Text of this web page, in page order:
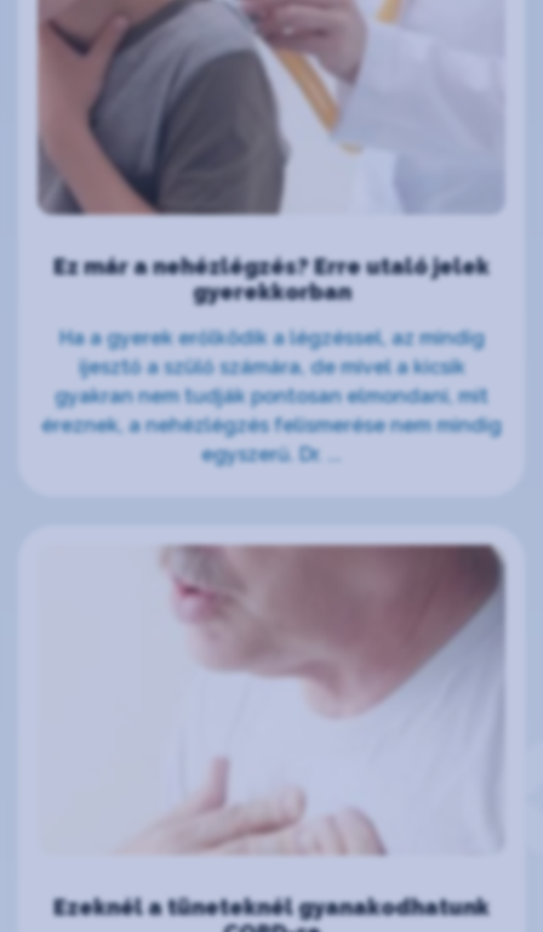
Ez már a nehézlégzés? Erre utaló jelek
gyerekkorban
Ha a gyerek erőlködik a légzéssel, az mindig
ijesztő a szülő számára, de mivel a kicsik
gyakran nem tudják pontosan elmondani, mit
éreznek, a nehézlégzés felismerése nem mindig
egyszerű. Dr. ...
Ezeknél a tüneteknél gyanakodhatunk